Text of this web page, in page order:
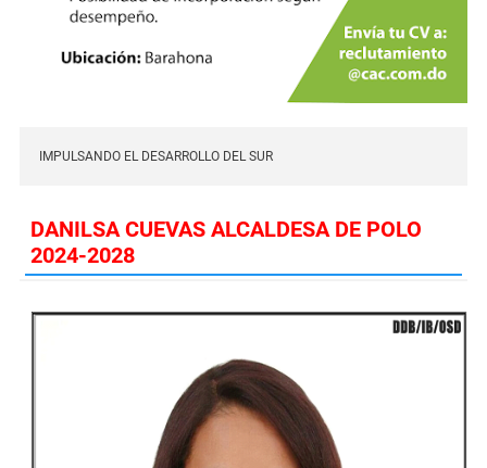
IMPULSANDO EL DESARROLLO DEL SUR
DANILSA CUEVAS ALCALDESA DE POLO
2024-2028